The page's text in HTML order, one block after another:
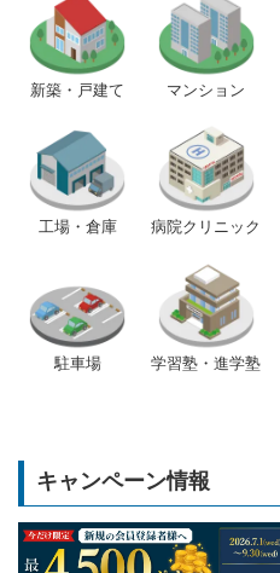
新築・戸建て マンション
工場・倉庫 病院クリニック
駐車場 学習塾・進学塾
キャンペーン情報